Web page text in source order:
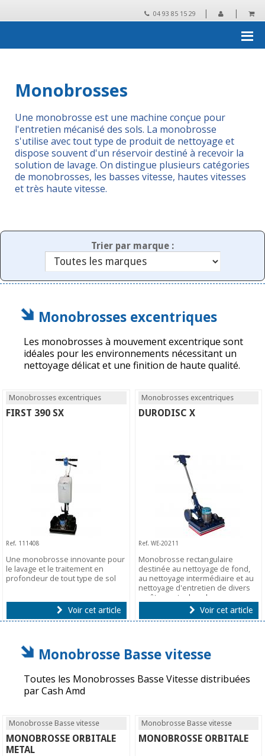
04 93 85 15 29 | |
Monobrosses
Une monobrosse est une machine conçue pour
l'entretien mécanisé des sols. La monobrosse
s'utilise avec tout type de produit de nettoyage et
dispose souvent d'un réservoir destiné à recevoir la
solution de lavage. On distingue plusieurs catégories
de monobrosses, les basses vitesse, hautes vitesses
et très haute vitesse.
Trier par marque :
Monobrosses excentriques
Les monobrosses à mouvement excentrique sont
idéales pour les environnements nécessitant un
nettoyage délicat et une finition de haute qualité.
Monobrosses excentriques
FIRST 390 SX
Ref. 111408
Une monobrosse innovante pour
le lavage et le traitement en
profondeur de tout type de sol
Voir cet article
Monobrosses excentriques
DURODISC X
Ref. WE-20211
Monobrosse rectangulaire
destinée au nettoyage de fond,
au nettoyage intermédiaire et au
nettoyage d'entretien de divers
revêtements de sol.
Voir cet article
Monobrosse Basse vitesse
Toutes les Monobrosses Basse Vitesse distribuées
par Cash Amd
Monobrosse Basse vitesse
MONOBROSSE ORBITALE
METAL
Monobrosse Basse vitesse
MONOBROSSE ORBITALE